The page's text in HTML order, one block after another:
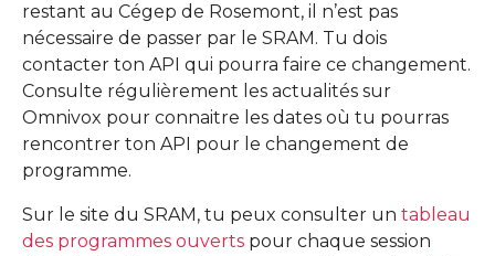
restant au Cégep de Rosemont, il n’est pas
nécessaire de passer par le SRAM. Tu dois
contacter ton API qui pourra faire ce changement.
Consulte régulièrement les actualités sur
Omnivox pour connaitre les dates où tu pourras
rencontrer ton API pour le changement de
programme.
Sur le site du SRAM, tu peux consulter un tableau
des programmes ouverts pour chaque session